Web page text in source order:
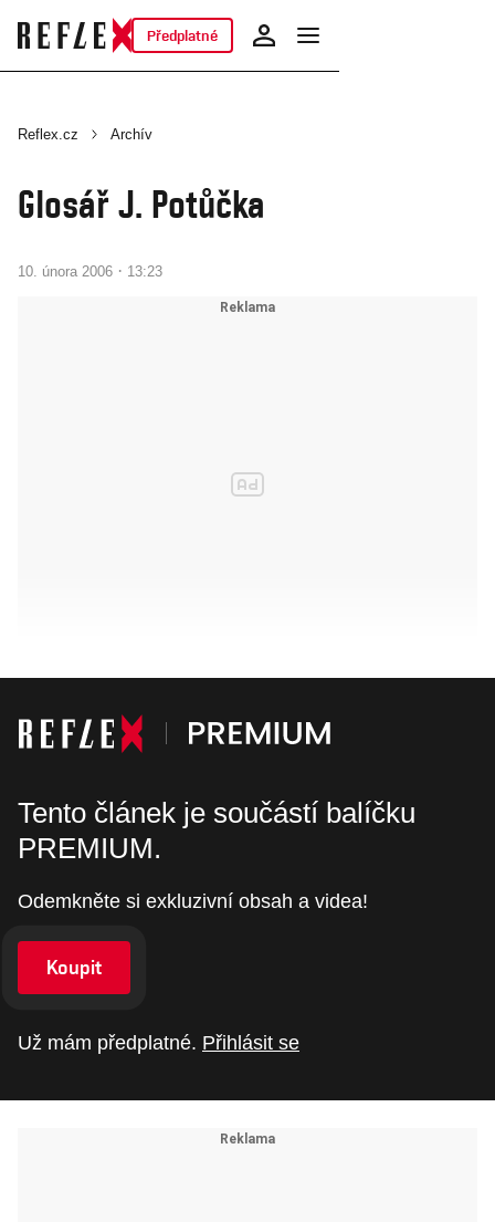
Předplatné
Reflex.cz Archív
Glosář J. Potůčka
10. února 2006 · 13:23
Tento článek je součástí balíčku
PREMIUM.
Odemkněte si exkluzivní obsah a videa!
Koupit
Už mám předplatné. Přihlásit se